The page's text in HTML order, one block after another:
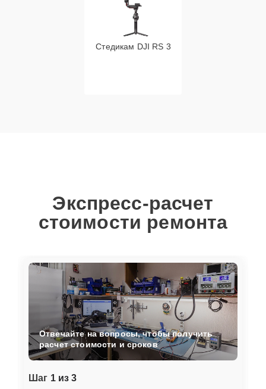
Стедикам DJI RS 3
Экспресс-расчет
стоимости ремонта
Шаг 1 из 3
Отвечайте на вопросы, чтобы получить
расчет стоимости и сроков